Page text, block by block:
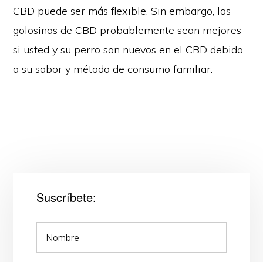
CBD puede ser más flexible. Sin embargo, las
golosinas de CBD probablemente sean mejores
si usted y su perro son nuevos en el CBD debido
a su sabor y método de consumo familiar.
Suscríbete: